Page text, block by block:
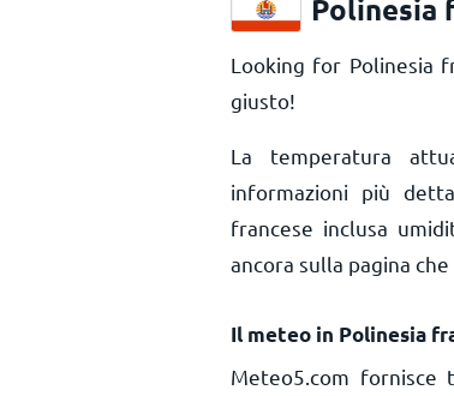
Polinesia
Looking for Polinesia
giusto!
La temperatura
informazioni più
francese inclusa
ancora sulla pagina
Il meteo in Polinesia
Meteo5.com fornisce